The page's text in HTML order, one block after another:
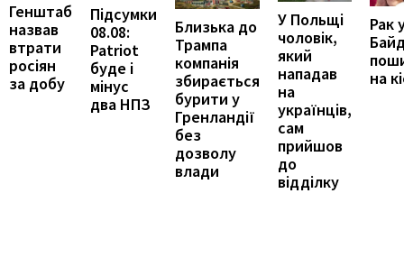
Генштаб
назвав
втрати
росіян
за добу
Підсумки
08.08:
Patriot
буде і
мінус
два НПЗ
Близька до
Трампа
компанія
збирається
бурити у
Гренландії
без
дозволу
влади
У Польщі
чоловік,
який
нападав
на
українців,
сам
прийшов
до
відділку
Рак
на